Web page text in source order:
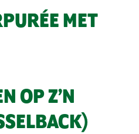
MET
OP Z’N